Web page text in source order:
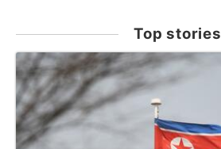
Top stories